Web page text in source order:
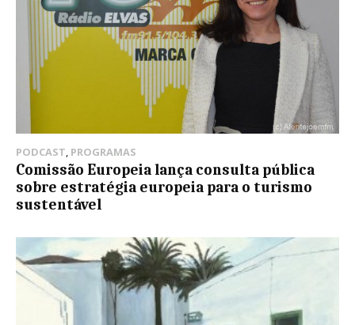
PODCAST, PROGRAMAS
Comissão Europeia lança consulta pública
sobre estratégia europeia para o turismo
sustentável